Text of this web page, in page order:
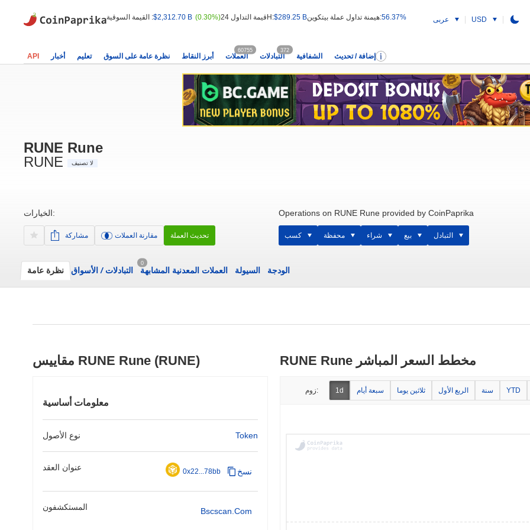
القيمة السوقية :$2,312.70 B (0.30%) قيمة التداول 24H:$289.25 B هيمنة تداول عملة بيتكوين:56.37% عربى USD
API أخبار تعليم نظرة عامة على السوق أبرز النقاط العملات
60755
التبادلات
372
الشفافية إضافة / تحديث
RUNE Rune
RUNE
لا تصنيف
الخيارات:
مشاركة مقارنة العملات تحديث العملة
Operations on RUNE Rune provided by CoinPaprika
كسب محفظة شراء بيع التبادل
نظرة عامة التبادلات/ الأسواق
0
العملات المعدنية المشابهة السيولة الودجة
مقاييس RUNE Rune (RUNE)
معلومات أساسية
نوع الأصول Token
عنوان العقد 0x22...78bb نسخ
المستكشفون Bscscan.com
RUNE Rune مخطط السعر المباشر
زوم: 1d سبعة أيام ثلاثين يوما الربع الأول سنة YTD